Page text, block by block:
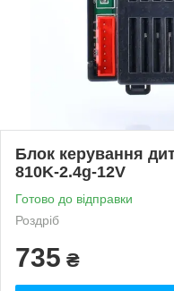
Блок керування
810K-2.4g-12V
Готово до відправки
Роздріб
735 ₴